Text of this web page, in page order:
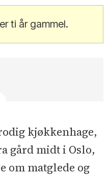
ti år gammel.
kjøkkenhage,
gård midt i Oslo,
om matglede og